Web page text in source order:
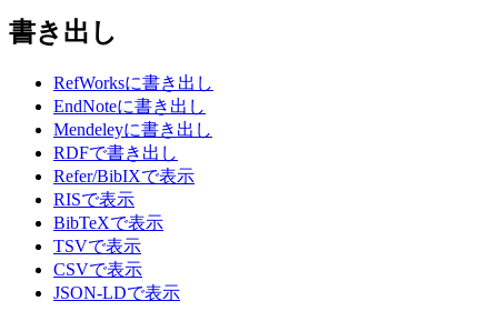
書き出し
RefWorksに書き出し
EndNoteに書き出し
Mendeleyに書き出し
RDFで書き出し
Refer/BibIXで表示
RISで表示
BibTeXで表示
TSVで表示
CSVで表示
JSON-LDで表示